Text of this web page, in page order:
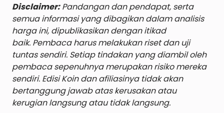
Disclaimer: Pandangan dan pendapat, serta
semua informasi yang dibagikan dalam analisis
harga ini, dipublikasikan dengan itikad
baik. Pembaca harus melakukan riset dan uji
tuntas sendiri. Setiap tindakan yang diambil oleh
pembaca sepenuhnya merupakan risiko mereka
sendiri. Edisi Koin dan afiliasinya tidak akan
bertanggung jawab atas kerusakan atau
kerugian langsung atau tidak langsung.